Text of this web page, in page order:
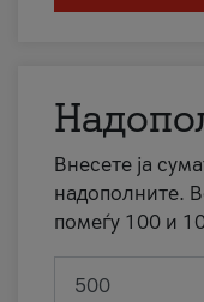
Внесете ја
надополните.
помеѓу 100 и